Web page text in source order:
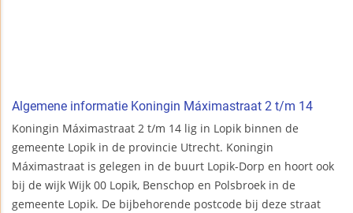
Algemene informatie Koningin Máximastraat 2 t/m 14
Koningin Máximastraat 2 t/m 14 lig in Lopik binnen de
gemeente Lopik in de provincie Utrecht. Koningin
Máximastraat is gelegen in de buurt Lopik-Dorp en hoort ook
bij de wijk Wijk 00 Lopik, Benschop en Polsbroek in de
gemeente Lopik. De bijbehorende postcode bij deze straat